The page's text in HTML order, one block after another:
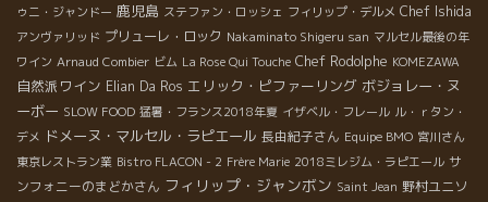
ゥニ・ジャンドー 鹿児島 ステファン・ロッシェ フィリップ・デルメ Chef Ishida
アンヴァリッド プリューレ・ロック Nakaminato Shigeru san マルセル最後の年
ワイン Arnaud Combier ビム La Rose Qui Touche Chef Rodolphe KOMEZAWA
自然派ワイン Elian Da Ros エリック・ピファーリング ボジョレー・ヌ
ーボー SLOW FOOD 猛暑・フランス2018年夏 イザベル・フレール ル・ｒタン・
デメ ドメーヌ・マルセル・ラピエール 長由紀子さん Equipe BMO 宮川さん
東京レストラン業 Bistro FLACON - 2 Frère Marie 2018ミレジム・ラピエール サ
ンフォニーのまどかさん フィリップ・ジャンボン Saint Jean 野村ユニソ